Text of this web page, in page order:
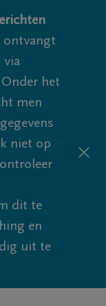
ontvangt
via
het
men
niet op
dit te
en
uit te